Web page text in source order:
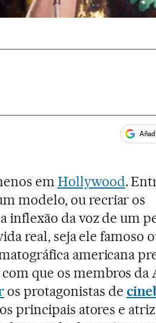
em Hollywood.
modelo, ou recriar os
inflexão da voz de um
real, seja ele famoso
americana
que os membros da
os protagonistas de
principais atores e